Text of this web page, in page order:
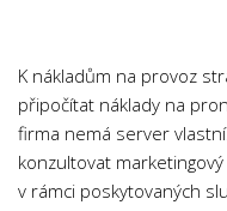
K nákladům na provoz
připočítat náklady na
firma nemá server
konzultovat
v rámci poskytovaných